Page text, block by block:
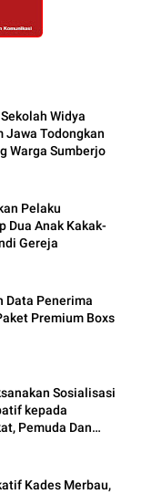
Widya
Jawa Todongkan
Warga Sumberjo
Pelaku
Gereja
Data Penerima
Premium Boxs
Sosialisasi
kepada
Pemuda Dan
2024
Kades Merbau,